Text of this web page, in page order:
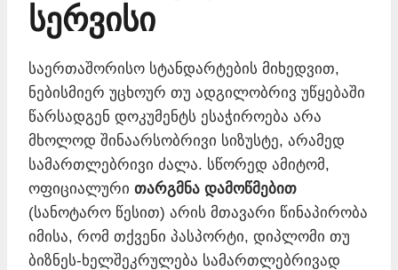
სერვისი
საერთაშორისო სტანდარტების მიხედვით,
ნებისმიერ უცხოურ თუ ადგილობრივ უწყებაში
წარსადგენ დოკუმენტს ესაჭიროება არა
მხოლოდ შინაარსობრივი სიზუსტე, არამედ
სამართლებრივი ძალა. სწორედ ამიტომ,
ოფიციალური თარგმნა დამოწმებით
(სანოტარო წესით) არის მთავარი წინაპირობა
იმისა, რომ თქვენი პასპორტი, დიპლომი თუ
ბიზნეს-ხელშეკრულება სამართლებრივად